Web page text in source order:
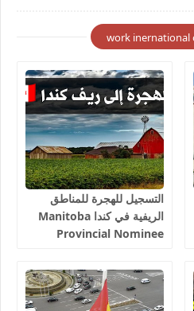
التسجيل للهجرة للمناطق
الريفية في كندا Manitoba
Provincial Nominee